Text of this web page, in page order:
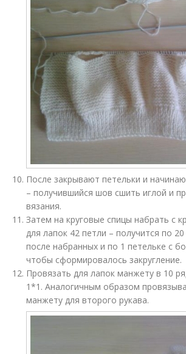
После закрывают петельки и
– получившийся шов сшить иглой и
вязания.
Затем на круговые спицы набрать с
для лапок 42 петли – получится по
после набранных и по 1 петельке с
чтобы сформировалось закругление.
Провязать для лапок манжету в 10
1*1. Аналогичным образом
манжету для второго рукава.